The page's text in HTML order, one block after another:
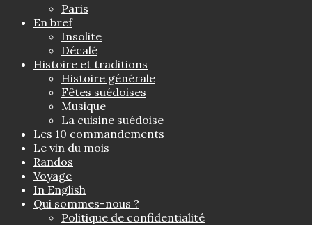
Paris
En bref
Insolite
Décalé
Histoire et traditions
Histoire générale
Fêtes suédoises
Musique
La cuisine suédoise
Les 10 commandements
Le vin du mois
Randos
Voyage
In English
Qui sommes-nous ?
Politique de confidentialité